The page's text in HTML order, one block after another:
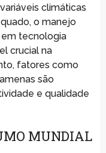
climáticas
o manejo
tecnologia
crucial na
fatores como
são
e qualidade
MUNDIAL